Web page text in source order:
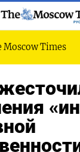
Times